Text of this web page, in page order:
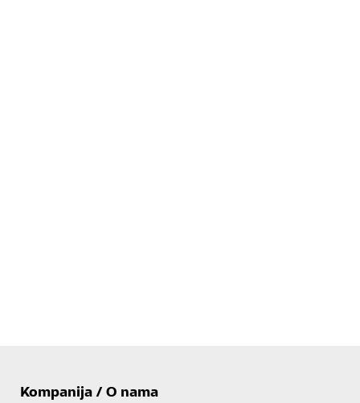
Kompanija / O nama